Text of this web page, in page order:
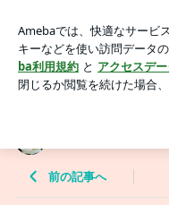
むしり〜アプリをダウンロードして
ょう。
前の記事へ